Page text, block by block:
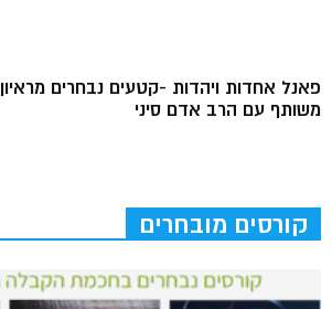
פאנל אחדות ויהדות -קטעים נבחרים מראיון
משותף עם הרב אדם סיני
קורסים מובחרים